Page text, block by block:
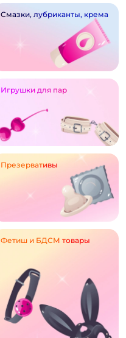
Смазки, лубриканты, крема
Игрушки для пар
Презервативы
Фетиш и БДСМ товары